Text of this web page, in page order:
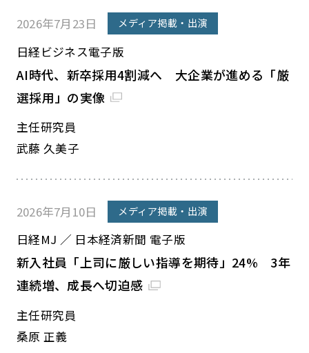
2026年7月23日 メディア掲載・出演
日経ビジネス電子版
AI時代、新卒採用4割減へ 大企業が進める「厳
選採用」の実像
主任研究員
武藤 久美子
2026年7月10日 メディア掲載・出演
日経MJ ／ 日本経済新聞 電子版
新入社員「上司に厳しい指導を期待」24% 3年
連続増、成長へ切迫感
主任研究員
桑原 正義